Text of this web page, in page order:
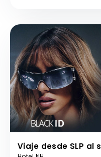
Viaje desde SLP al